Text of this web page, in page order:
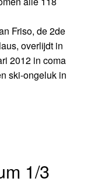
Friso, de 2de
overlijdt in
2012 in coma
ski-ongeluk in
1/3